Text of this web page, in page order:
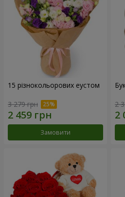
15 різнокольорових еустом
3 279 грн
Замовити
2